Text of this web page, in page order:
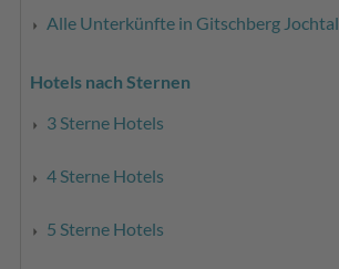
Alle Unterkünfte in Gitschberg Jochtal
Hotels nach Sternen
3 Sterne Hotels
4 Sterne Hotels
5 Sterne Hotels